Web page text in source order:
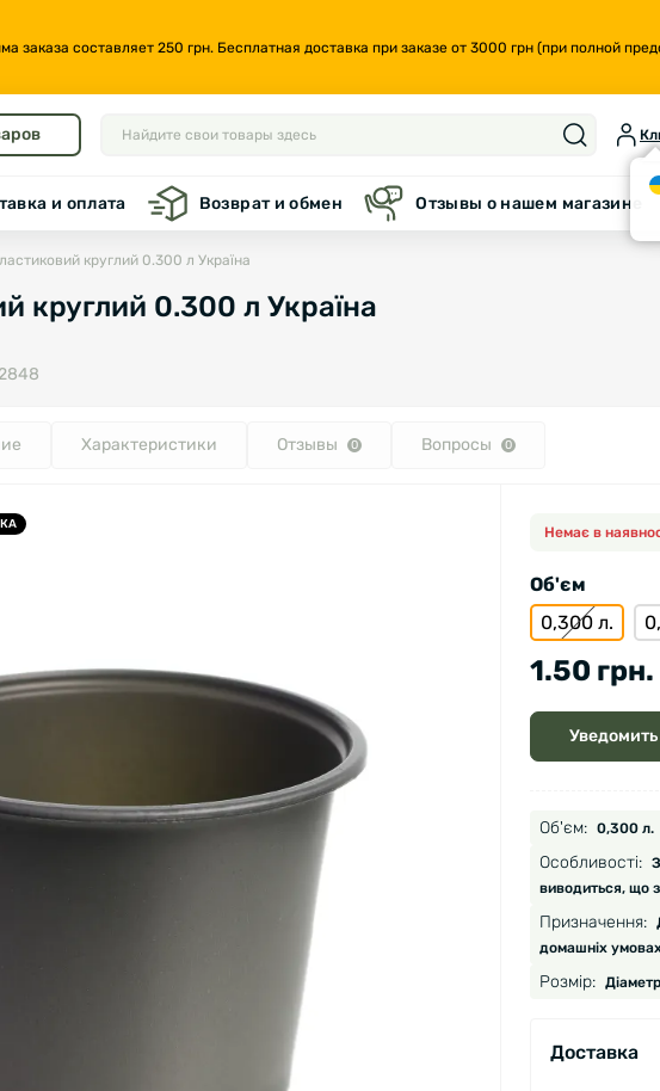
заказа составляет 250 грн. Бесплатная доставка при заказе от 3000 грн (при полной
и оплата Возврат и обмен Отзывы о нашем магазине
круглий 0.300 л Україна
круглий 0.300 л Україна
2848
Характеристики Отзывы 0 Вопросы 0
Немає в
Об'єм
0,300 л.
1.50 грн.
Об'єм: 0,300 л.
Особливості:
виводиться, що
Призначення:
домашніх
Розмір:
Доставка